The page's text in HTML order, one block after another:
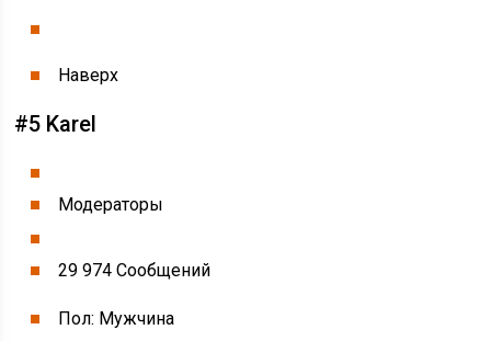
Наверх
#5 Karel
Модераторы
29 974 Cообщений
Пол: Мужчина